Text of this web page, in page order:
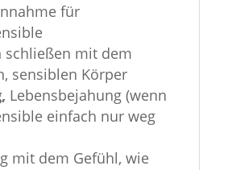
für
schließen mit dem
sensiblen Körper
Lebensbejahung (wenn
einfach nur weg
mit dem Gefühl, wie